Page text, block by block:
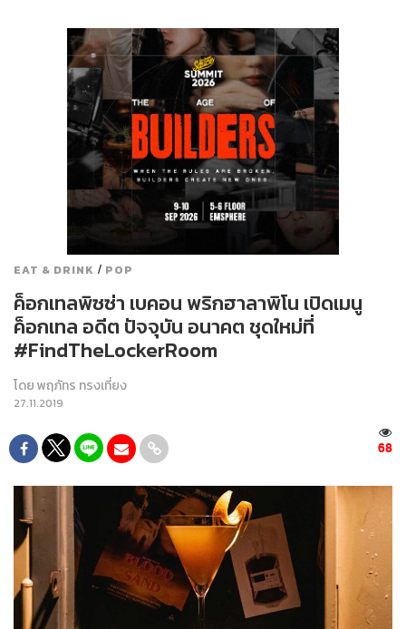
EAT & DRINK / POP
ค็อกเทลพิซซ่า เบคอน พริกฮาลาพิโน เปิดเมนู
ค็อกเทล อดีต ปัจจุบัน อนาคต ชุดใหม่ที่
#FindTheLockerRoom
โดยพฤภัทร ทรงเที่ยง
27.11.2019
68